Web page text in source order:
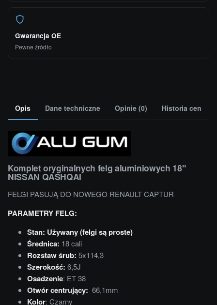
Gwarancja OE
Pewne źródło
Opis Dane techniczne Opinie (0) Historia cen
Komplet oryginalnych felg aluminiowych 18"
NISSAN QASHQAI
FELGI PASUJĄ DO NOWEGO RENAULT CAPTUR
PARAMETRY FELG:
Stan: Używany (felgi są proste)
Średnica: 18 cali
Rozstaw śrub: 5x114,3
Szerokość: 6,5J
Osadzenie: ET 38
Otwór centrujący: 66,1mm
Kolor: Czarny